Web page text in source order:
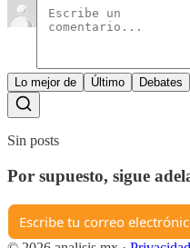
Lo mejor de Último Debates
Sin posts
Por supuesto, sigue